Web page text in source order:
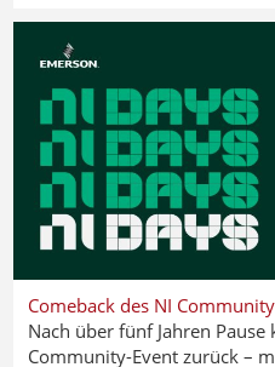
Comeback des NI
Nach über fünf Jahren
Community-Event zurück –